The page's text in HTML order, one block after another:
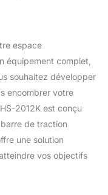
espace
équipement complet,
souhaitez développer
encombrer votre
2012K est conçu
de traction
une solution
vos objectifs